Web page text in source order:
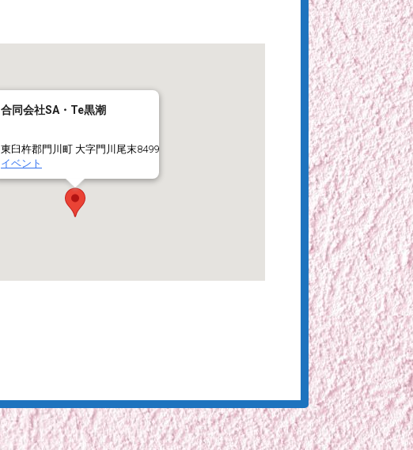
合同会社SA・Te黒潮
東臼杵郡門川町 大字門川尾末8499
イベント